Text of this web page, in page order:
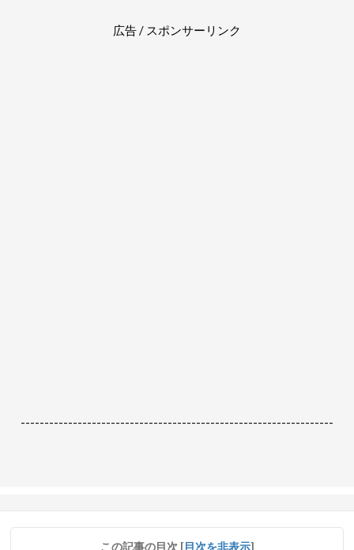
広告 / スポンサーリンク
------------------------------------------------------------------
この記事の目次 [目次を非表示]